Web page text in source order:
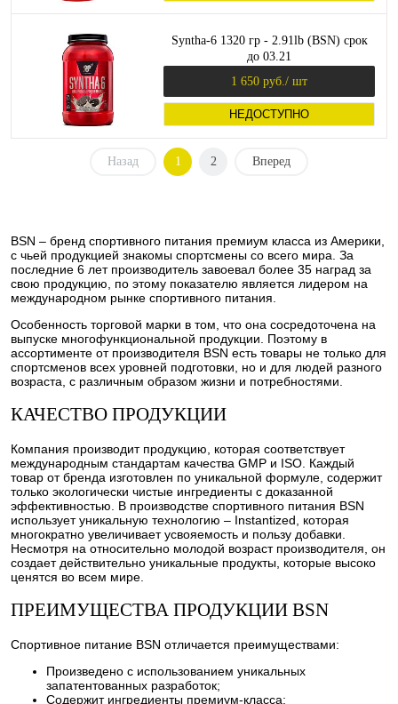
Syntha-6 1320 гр - 2.91lb (BSN) срок
до 03.21
1 650 руб. / шт
НЕДОСТУПНО
Назад 1 2 Вперед
BSN – бренд спортивного питания премиум класса из Америки,
с чьей продукцией знакомы спортсмены со всего мира. За
последние 6 лет производитель завоевал более 35 наград за
свою продукцию, по этому показателю является лидером на
международном рынке спортивного питания.
Особенность торговой марки в том, что она сосредоточена на
выпуске многофункциональной продукции. Поэтому в
ассортименте от производителя BSN есть товары не только для
спортсменов всех уровней подготовки, но и для людей разного
возраста, с различным образом жизни и потребностями.
КАЧЕСТВО ПРОДУКЦИИ
Компания производит продукцию, которая соответствует
международным стандартам качества GMP и ISO. Каждый
товар от бренда изготовлен по уникальной формуле, содержит
только экологически чистые ингредиенты с доказанной
эффективностью. В производстве спортивного питания BSN
использует уникальную технологию – Instantized, которая
многократно увеличивает усвояемость и пользу добавки.
Несмотря на относительно молодой возраст производителя, он
создает действительно уникальные продукты, которые высоко
ценятся во всем мире.
ПРЕИМУЩЕСТВА ПРОДУКЦИИ BSN
Спортивное питание BSN отличается преимуществами:
Произведено с использованием уникальных
запатентованных разработок;
Содержит ингредиенты премиум-класса;